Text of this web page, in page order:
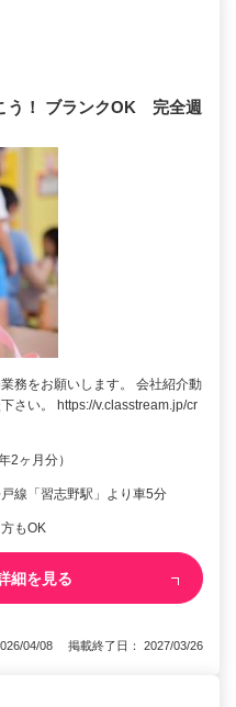
う！ ブランクOK 完全週
務をお願いします。 会社紹介動
さい。 https://v.classtream.jp/cr
2ヶ月分）
線「習志野駅」より車5分
もOK
細を見る
04/08 掲載終了日： 2027/03/26